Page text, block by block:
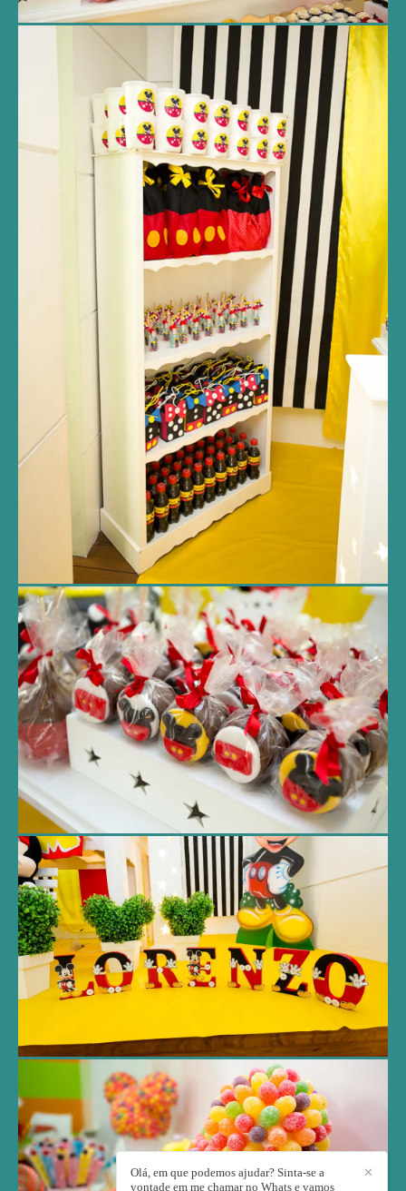
✕
Olá, em que podemos ajudar? Sinta-se a
vontade em me chamar no Whats e vamos